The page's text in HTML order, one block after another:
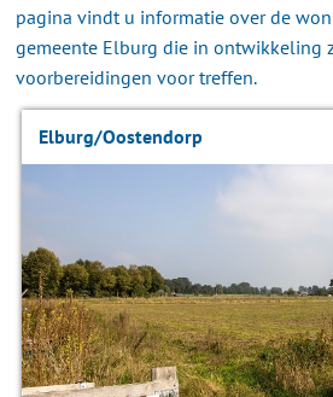
pagina vindt u informatie over de
gemeente Elburg die in ontwikkeling
voorbereidingen voor treffen.
Elburg/Oostendorp